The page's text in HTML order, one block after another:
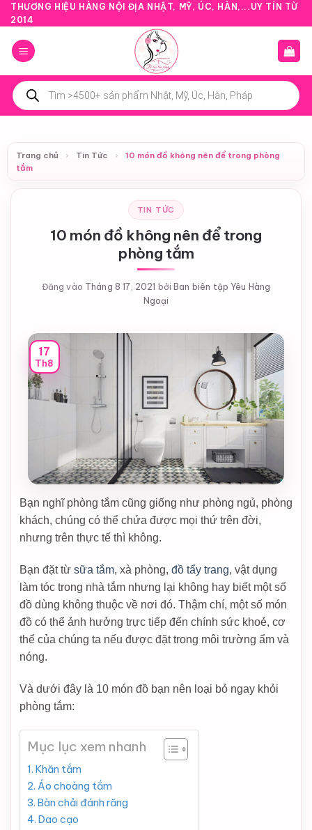
Bỏ
qua
nội
dung
THƯƠNG HIỆU HÀNG NỘI ĐỊA NHẬT, MỸ, ÚC, HÀN,...UY TÍN TỪ
2014
Tìm
kiếm
sản
phẩm
Trang chủ › Tin Tức ›
10 món đồ không nên để trong phòng
tắm
TIN TỨC
10 món đồ không nên để trong
phòng tắm
Đăng vào Tháng 8 17, 2021 bởi Ban biên tập Yêu Hàng
Ngoại
17
Th8
Bạn nghĩ phòng tắm cũng giống như phòng ngủ, phòng
khách, chúng có thể chứa được mọi thứ trên đời,
nhưng trên thực tế thì không.
Bạn đặt từ sữa tắm, xà phòng, đồ tẩy trang, vật dụng
làm tóc trong nhà tắm nhưng lại không hay biết một số
đồ dùng không thuộc về nơi đó. Thậm chí, một số món
đồ có thể ảnh hưởng trực tiếp đến chính sức khoẻ, cơ
thể của chúng ta nếu được đặt trong môi trường ẩm và
nóng.
Và dưới đây là 10 món đồ bạn nên loại bỏ ngay khỏi
phòng tắm:
Mục lục xem nhanh
1. Khăn tắm
2. Áo choàng tắm
3. Bàn chải đánh răng
4. Dao cạo